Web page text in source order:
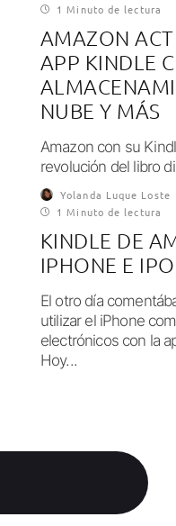
1 Minuto de lectura
AMAZON
APP KINDLE
NUBE Y MÁS
Amazon con su
revolución del libro
todo el mundo le
Yolanda Luque Loste
1 Minuto de lectura
KINDLE DE
IPHONE E
El otro día
utilizar el iPhone
electrónicos con la
Hoy...